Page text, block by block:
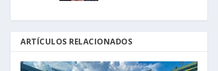
ARTÍCULOS RELACIONADOS